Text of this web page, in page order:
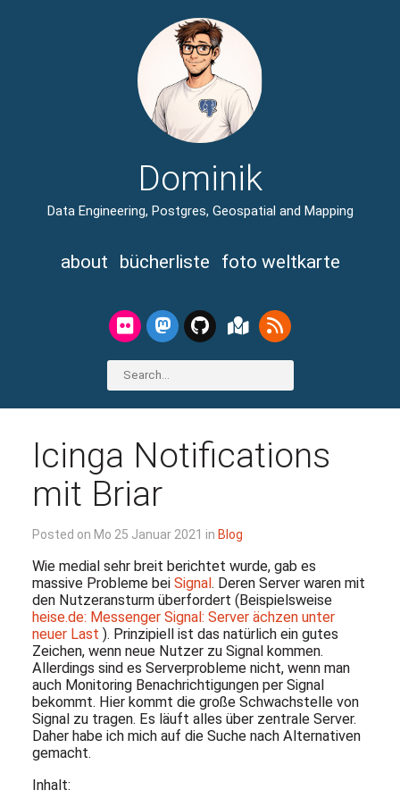
Dominik
Data Engineering, Postgres, Geospatial and Mapping
about bücherliste foto weltkarte
Icinga Notifications
mit Briar
Posted on Mo 25 Januar 2021 in Blog
Wie medial sehr breit berichtet wurde, gab es
massive Probleme bei Signal . Deren Server waren mit
den Nutzeransturm überfordert (Beispielsweise
heise.de: Messenger Signal: Server ächzen unter
neuer Last ). Prinzipiell ist das natürlich ein gutes
Zeichen, wenn neue Nutzer zu Signal kommen.
Allerdings sind es Serverprobleme nicht, wenn man
auch Monitoring Benachrichtigungen per Signal
bekommt. Hier kommt die große Schwachstelle von
Signal zu tragen. Es läuft alles über zentrale Server.
Daher habe ich mich auf die Suche nach Alternativen
gemacht.
Inhalt: